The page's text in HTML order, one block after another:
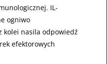
IL-
ogniwo
kolei nasila odpowiedź
efektorowych